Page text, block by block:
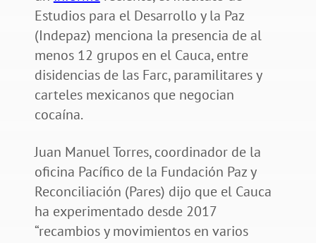
Estudios para el Desarrollo y la Paz
(Indepaz) menciona la presencia de al
menos 12 grupos en el Cauca, entre
disidencias de las Farc, paramilitares y
carteles mexicanos que negocian
cocaína.
Juan Manuel Torres, coordinador de la
oficina Pacífico de la Fundación Paz y
Reconciliación (Pares) dijo que el Cauca
ha experimentado desde 2017
“recambios y movimientos en varios